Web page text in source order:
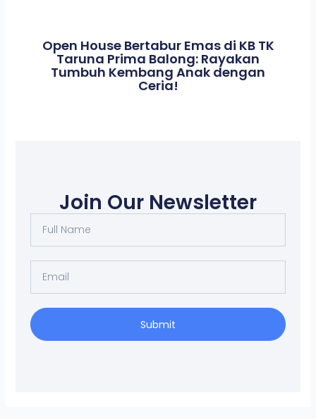
Open House Bertabur Emas di KB TK
Taruna Prima Balong: Rayakan
Tumbuh Kembang Anak dengan
Ceria!
Join Our Newsletter
Name
Submit